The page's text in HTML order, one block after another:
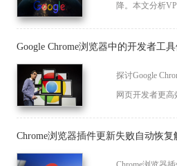
降。本文分析
Google Chrome浏览器中的开发者工
探讨Google
网页开发者更高
Chrome浏览器插件更新失败自动恢复